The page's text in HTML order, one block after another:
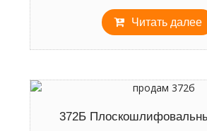
Читать далее
372Б